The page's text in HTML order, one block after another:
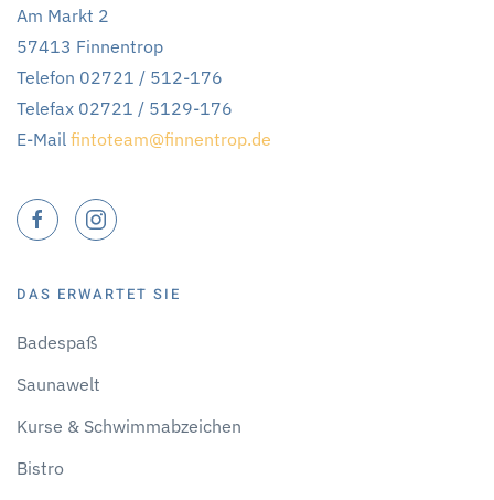
Am Markt 2
57413 Finnentrop
Telefon 02721 / 512-176
Telefax 02721 / 5129-176
E-Mail fintoteam@finnentrop.de
DAS ERWARTET SIE
Badespaß
Saunawelt
Kurse & Schwimmabzeichen
Bistro